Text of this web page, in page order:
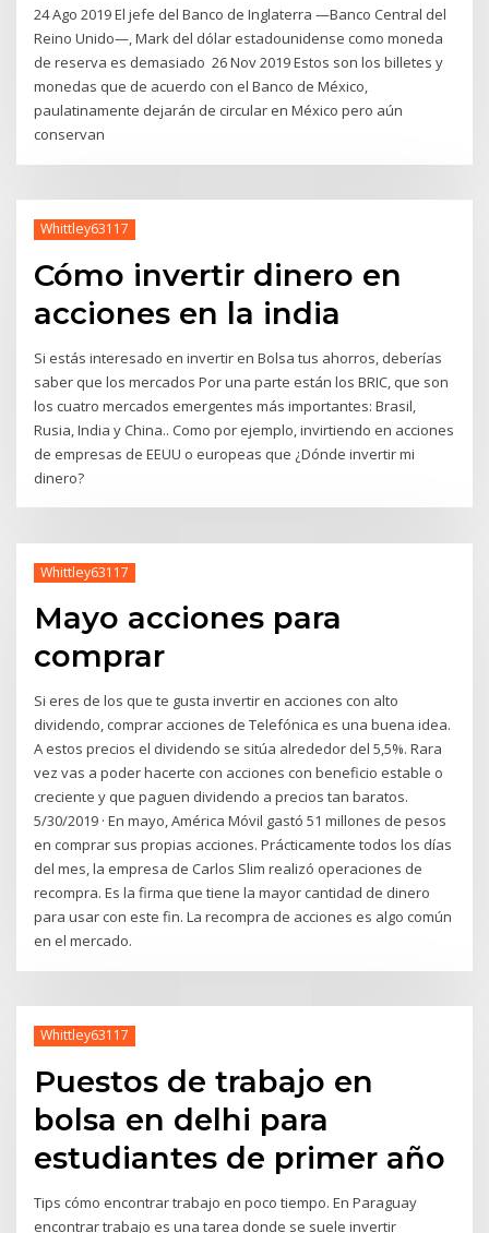
24 Ago 2019 El jefe del Banco de Inglaterra —Banco Central del
Reino Unido—, Mark del dólar estadounidense como moneda
de reserva es demasiado 26 Nov 2019 Estos son los billetes y
monedas que de acuerdo con el Banco de México,
paulatinamente dejarán de circular en México pero aún
conservan
Whittley63117
Cómo invertir dinero en
acciones en la india
Si estás interesado en invertir en Bolsa tus ahorros, deberías
saber que los mercados Por una parte están los BRIC, que son
los cuatro mercados emergentes más importantes: Brasil,
Rusia, India y China.. Como por ejemplo, invirtiendo en acciones
de empresas de EEUU o europeas que ¿Dónde invertir mi
dinero?
Whittley63117
Mayo acciones para
comprar
Si eres de los que te gusta invertir en acciones con alto
dividendo, comprar acciones de Telefónica es una buena idea.
A estos precios el dividendo se sitúa alrededor del 5,5%. Rara
vez vas a poder hacerte con acciones con beneficio estable o
creciente y que paguen dividendo a precios tan baratos.
5/30/2019 · En mayo, América Móvil gastó 51 millones de pesos
en comprar sus propias acciones. Prácticamente todos los días
del mes, la empresa de Carlos Slim realizó operaciones de
recompra. Es la firma que tiene la mayor cantidad de dinero
para usar con este fin. La recompra de acciones es algo común
en el mercado.
Whittley63117
Puestos de trabajo en
bolsa en delhi para
estudiantes de primer año
Tips cómo encontrar trabajo en poco tiempo. En Paraguay
encontrar trabajo es una tarea donde se suele invertir